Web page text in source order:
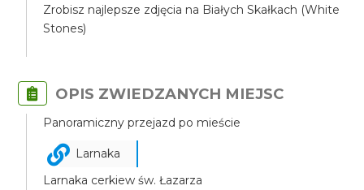
Zrobisz najlepsze zdjęcia na Białych Skałkach (White
Stones)
OPIS ZWIEDZANYCH MIEJSC
Panoramiczny przejazd po mieście
Larnaka
Larnaka cerkiew św. Łazarza